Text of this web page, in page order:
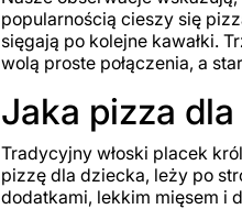
popularnością cieszy się
sięgają po kolejne kawałki.
wolą proste połączenia, a
Jaka pizza
Tradycyjny włoski placek
pizzę dla dziecka, leży po
dodatkami, lekkim mięsem i